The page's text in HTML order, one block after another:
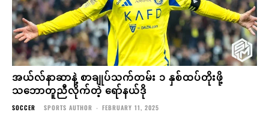
အယ်လ်နာဆာနဲ့ စာချုပ်သက်တမ်း ၁ နှစ်ထပ်တိုးဖို့
သဘောတူညီလိုက်တဲ့ ရော်နယ်ဒို
SOCCER SPORTS AUTHOR - FEBRUARY 11, 2025